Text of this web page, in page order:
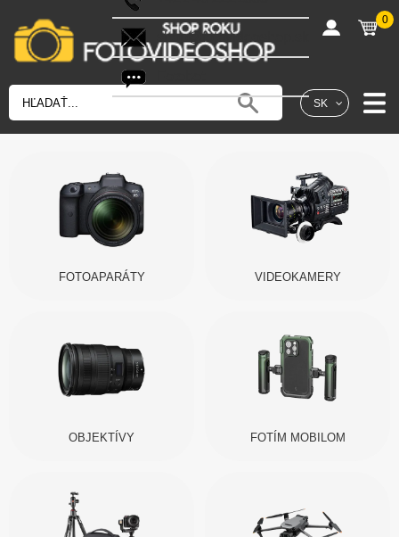
SK
shop@fotovideoshop.sk
0
FOTOAPARÁTY VIDEOKAMERY
OBJEKTÍVY FOTÍM MOBILOM